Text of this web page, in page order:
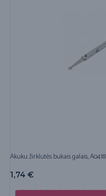
Akuku žirklutės bukais galais, A0418
1,74 €